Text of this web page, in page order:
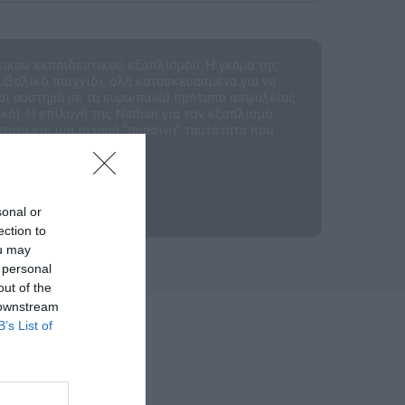
or
to
may
of the
List of
και μια ισχυρή "πράσινη" ταυτότητα που